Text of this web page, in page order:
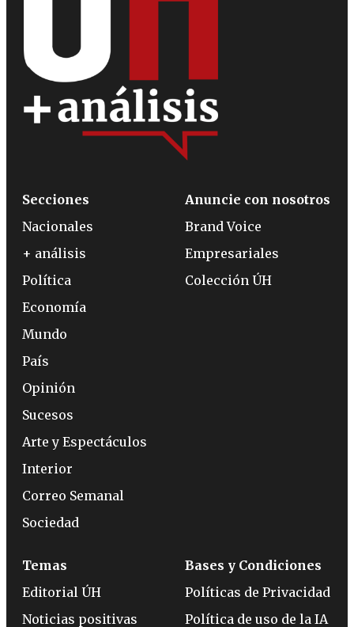
Secciones
Nacionales
+ análisis
Política
Economía
Mundo
País
Opinión
Sucesos
Arte y Espectáculos
Interior
Correo Semanal
Sociedad
Anuncie con nosotros
Brand Voice
Empresariales
Colección ÚH
Temas
Editorial ÚH
Noticias positivas
Bases y Condiciones
Políticas de Privacidad
Política de uso de la IA